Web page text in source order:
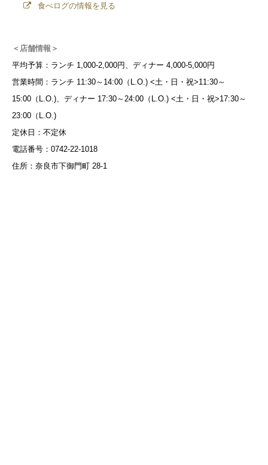
食べログの情報を見る
＜店舗情報＞
平均予算：ランチ 1,000-2,000円、ディナー 4,000-5,000円
営業時間：ランチ 11:30～14:00（L.O.) <土・日・祝>11:30～
15:00（L.O.)、ディナー 17:30～24:00（L.O.) <土・日・祝>17:30～
23:00（L.O.)
定休日：不定休
電話番号：0742-22-1018
住所：奈良市下御門町 28-1